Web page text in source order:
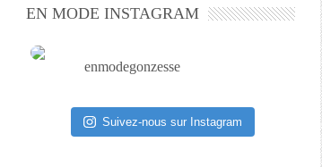
EN MODE INSTAGRAM
enmodegonzesse
Suivez-nous sur Instagram